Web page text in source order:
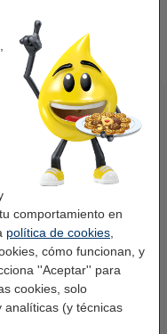
comportamiento en
política de cookies
cómo funcionan, y
''Aceptar'' para
cookies, solo
analíticas (y técnicas
Pilas Alcalinas Xtreme
AA - LR06 - MN1500 - 24
unidades
14,50 € Incl. 21% IVA